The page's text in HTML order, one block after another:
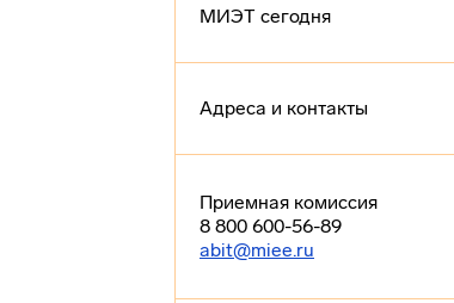
МИЭТ сегодня
Адреса и контакты
Приемная комиссия
8 800 600-56-89
abit@miee.ru